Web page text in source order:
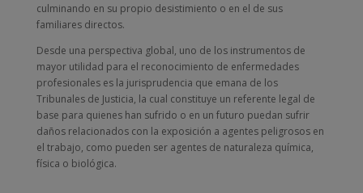
culminando en su propio desistimiento o en el de sus
familiares directos.
Desde una perspectiva global, uno de los instrumentos de
mayor utilidad para el reconocimiento de enfermedades
profesionales es la jurisprudencia que emana de los
Tribunales de Justicia, la cual constituye un referente legal de
base para quienes han sufrido o en un futuro puedan sufrir
daños relacionados con la exposición a agentes peligrosos en
el trabajo, como pueden ser agentes de naturaleza química,
física o biológica.